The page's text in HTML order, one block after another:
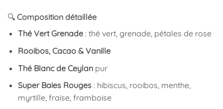
🔍 Composition détaillée
Thé Vert Grenade: thé vert, grenade, pétales de rose
Rooibos, Cacao & Vanille
Thé Blanc de Ceylanpur
Super Baies Rouges: hibiscus, rooibos, menthe,
myrtille, fraise, framboise